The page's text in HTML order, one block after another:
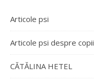
Articole psi
Articole psi despre copii
CĂTĂLINA HETEL